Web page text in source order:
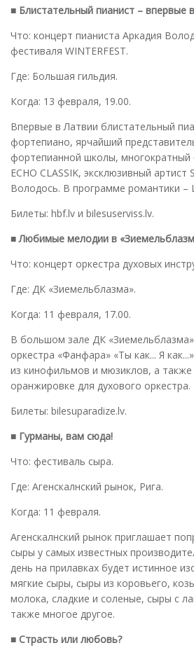
■ Блистательный пианист – впервые
Что: концерт пианиста Аркадия
фестиваля WINTERFEST.
Где: Большая гильдия.
Когда: 13 февраля, 19.00.
Впервые в Латвии блистательный
фортепиано, ярчайший
фортепианной школы, многократный
ECHO CLASSIK, эксклюзивный артист
Володось. В программе романтики
Билеты: hbf.lv и bilesuserviss.lv.
■ Любимые мелодии в
Что: концерт оркестра духовых
Где: ДК «Зиемельблазма».
Когда: 11 февраля, 17.00.
В большом зале ДК
оркестра «Фанфара» «Ты как... Я
из кинофильмов и мюзиклов, а также
оранжировке для духового оркестра.
Билеты: bilesuparadize.lv.
■ Гурманы, вам сюда!
Что: фестиваль сыра.
Где: Агенскалнский рынок, Рига.
Когда: 11 февраля.
Агенскалнский рынок приглашает
сыры у самых известных
день на прилавках будет истинное
мягкие сыры, сыры из коровьего,
молока, сладкие и соленые, сыры с
также многое другое.
■ Страсть или любовь?